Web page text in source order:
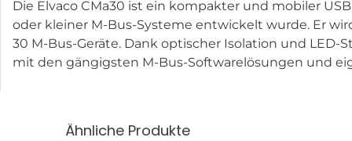
Die Elvaco CMa30 ist ein kompakter und mobiler
oder kleiner M-Bus-Systeme entwickelt wurde. Er
30 M-Bus-Geräte. Dank optischer Isolation und
mit den gängigsten M-Bus-Softwarelösungen und
Ähnliche Produkte